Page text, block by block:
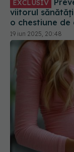
EXCLUSIV
sarcină, pe
(SANADOR):